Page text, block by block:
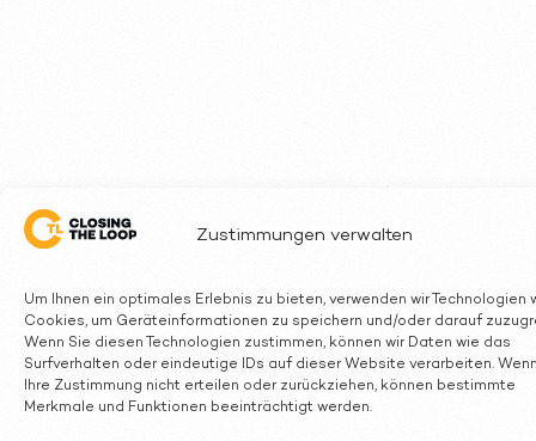
Zustimmungen verwalten
Um Ihnen ein optimales Erlebnis zu bieten, verwenden wir Technologien
Cookies, um Geräteinformationen zu speichern und/oder darauf
Wenn Sie diesen Technologien zustimmen, können wir Daten wie das
Surfverhalten oder eindeutige IDs auf dieser Website verarbeiten.
Ihre Zustimmung nicht erteilen oder zurückziehen, können bestimmte
Merkmale und Funktionen beeinträchtigt werden.